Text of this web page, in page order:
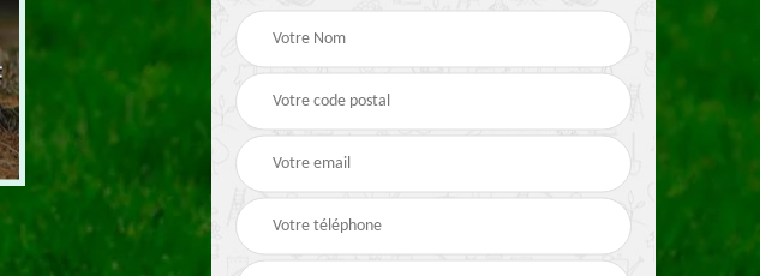
Entreprise de
terrassement 63
Pose de gazon en
rouleau 63
Paysagiste 63